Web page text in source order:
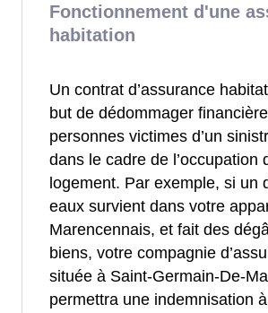
Fonctionnement d'une
habitation
Un contrat d’assurance
but de dédommager
personnes victimes d’un
dans le cadre de l’occupation
logement. Par exemple, si un
eaux survient dans votre
Marencennais, et fait des
biens, votre compagnie
située à Saint-Germain-De-
permettra une indemnisation